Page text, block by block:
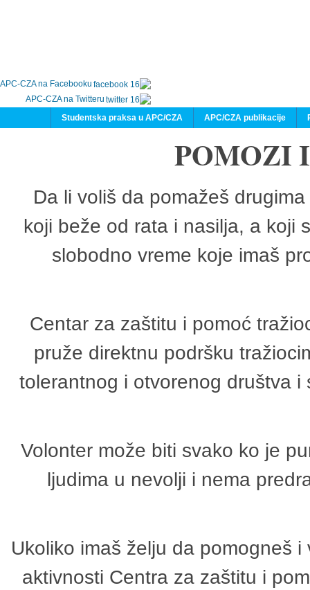
APC-CZA na Facebooku
APC-CZA na Twitteru
APC/CZA publikacije
Studentska praksa u APC/CZA
POMOZI
Da li voliš da pomažeš
koji beže od rata i nasilja, a koji
slobodno vreme koje imaš
Centar za zaštitu i pomoć
pruže direktnu podršku
tolerantnog i otvorenog društva
Volonter može biti svako ko je
ljudima u nevolji i nema
Ukoliko imaš želju da pomogneš
aktivnosti Centra za zaštitu i